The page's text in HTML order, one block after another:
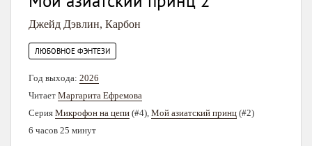
Джейд Дэвлин, Карбон
ЛЮБОВНОЕ ФЭНТЕЗИ
Год выхода: 2026
Читает Маргарита Ефремова
Серия Микрофон на цепи (#4), Мой азиатский принц (#2)
6 часов 25 минут